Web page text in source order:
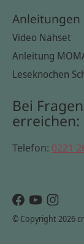
Anleitungen
Video Nähset
Anleitung
Leseknochen
Bei
erreichen:
Telefon: 0221
© Copyright 2026